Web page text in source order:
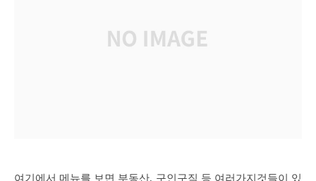
여기에서 메뉴를 보면 부동산, 구인구직 등 여러가지것들이 있